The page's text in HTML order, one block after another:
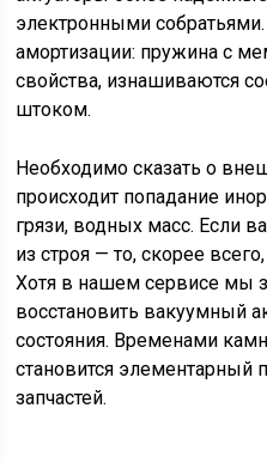
электронными
амортизации: пружина с
свойства, изнашиваются
штоком.
Необходимо сказать о
происходит попадание
грязи, водных масс. Если
из строя — то, скорее
Хотя в нашем сервисе мы
восстановить вакуумный
состояния. Временами
становится элементарный
запчастей.